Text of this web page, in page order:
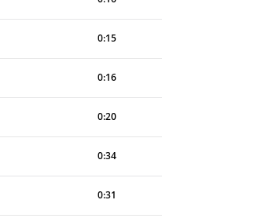
0:15
0:16
0:20
0:34
0:31